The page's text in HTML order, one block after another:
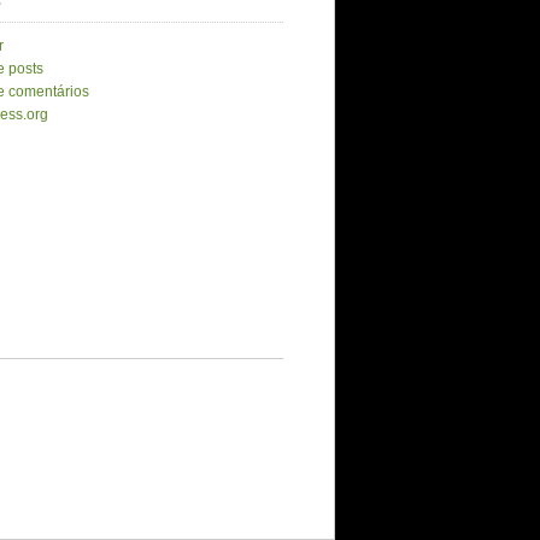
posts
comentários